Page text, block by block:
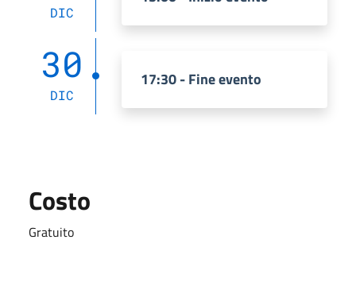
DIC
30
DIC
17:30 - Fine evento
Costo
Gratuito